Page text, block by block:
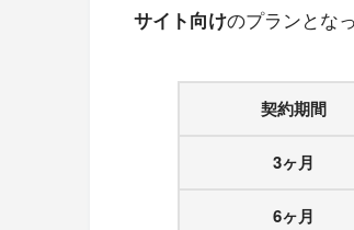
サイト向けのプランとな
契約期間
3ヶ月
6ヶ月